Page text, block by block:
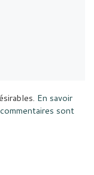
En savoir
sont